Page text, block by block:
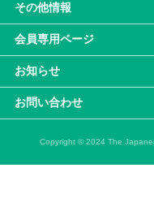
その他情報
会員専⽤ページ
お知らせ
お問い合わせ
Copyright © 2024 The